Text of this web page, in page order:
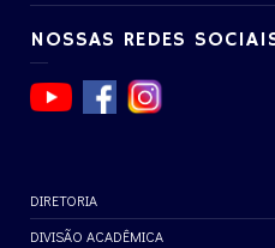
NOSSAS REDES
DIRETORIA
DIVISÃO ACADÊMICA